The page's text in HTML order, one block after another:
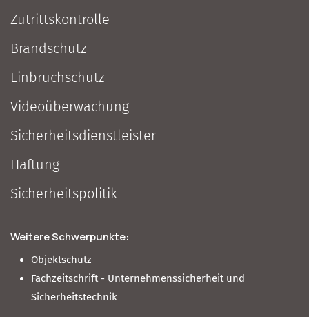
Zutrittskontrolle
Brandschutz
Einbruchschutz
Videoüberwachung
Sicherheitsdienstleister
Haftung
Sicherheitspolitik
Weitere Schwerpunkte:
Objektschutz
Fachzeitschrift - Unternehmenssicherheit und
Sicherheitstechnik